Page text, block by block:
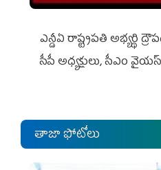
ఎన్డీఏ రాష్ట్ర‌ప‌తి అభ్య‌ర్థి
సీపీ అధ్య‌క్షులు, సీఎం
తాజా ఫోటోలు